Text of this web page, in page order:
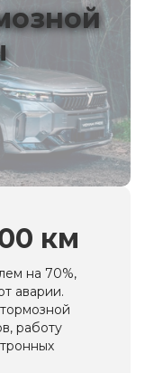
км
на 70%,
аварии.
работу